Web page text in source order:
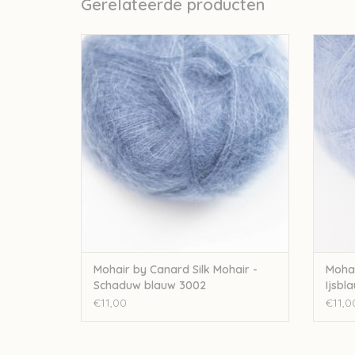
Gerelateerde producten
Mohair By Canard Mohair by Canard Silk
Mohair - Schaduw blauw 3002
TOEVOEGEN AAN WINKELWAGEN
Mohair by Canard Silk Mohair -
Schaduw blauw 3002
€11,00